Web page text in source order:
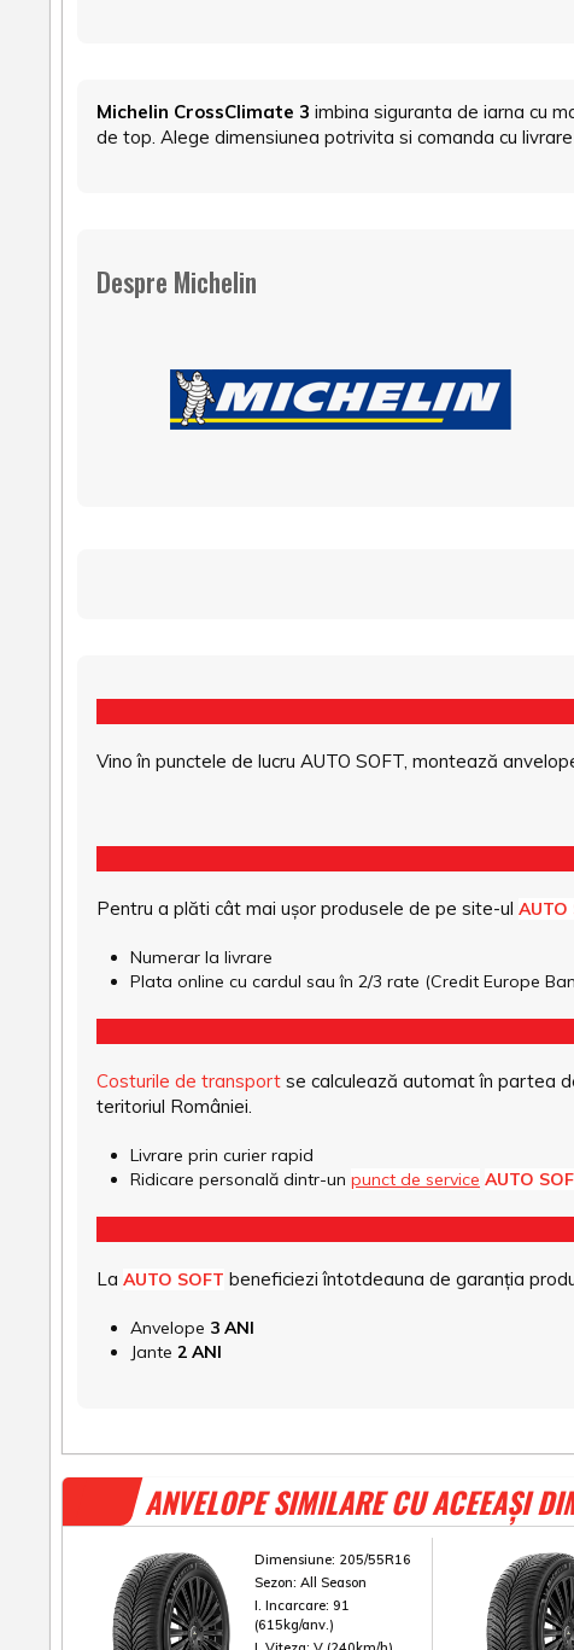
Michelin CrossClimate 3 imbina siguranta de iarna cu
de top. Alege dimensiunea potrivita si comanda cu
Despre Michelin
Vino în punctele de lucru AUTO SOFT, montează
Pentru a plăti cât mai ușor produsele de pe site-ul AUTO
Numerar la livrare
Plata online cu cardul sau în 2/3 rate (Credit Europe
Costurile de transport se calculează automat în partea
teritoriul României.
Livrare prin curier rapid
Ridicare personală dintr-un punct de service AUTO
La AUTO SOFT beneficiezi întotdeauna de garanția
Anvelope 3 ANI
Jante 2 ANI
ANVELOPE SIMILARE CU ACEEAȘI
Dimensiune: 205/55R16
Sezon: All Season
I. Incarcare: 91
(615kg/anv.)